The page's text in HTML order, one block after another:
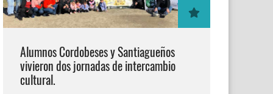
Alumnos Cordobeses y Santiagueños
vivieron dos jornadas de intercambio
cultural.